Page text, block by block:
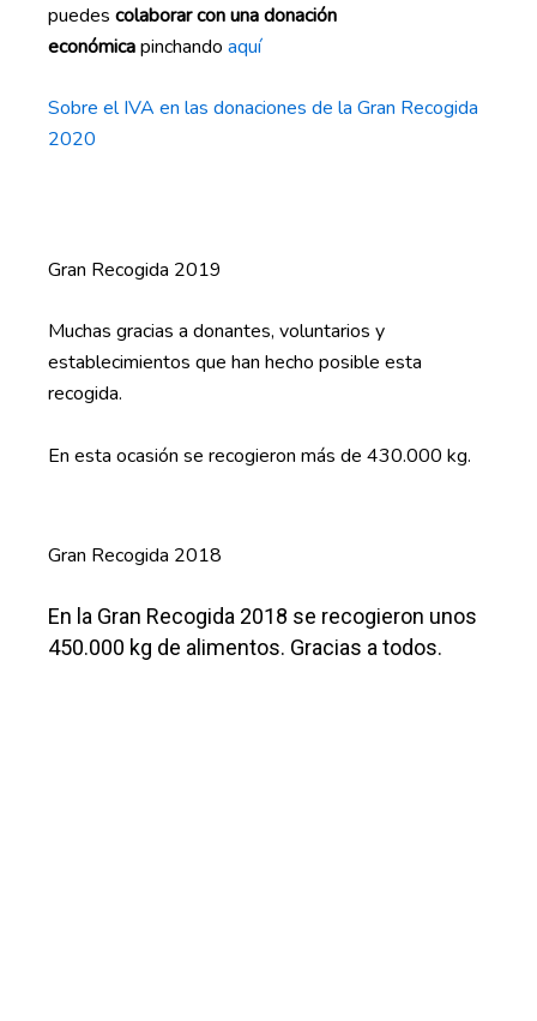
puedes colaborar con una donación
económicapinchando aquí
Sobre el IVA en las donaciones de la Gran Recogida
2020
Gran Recogida 2019
Muchas gracias a donantes, voluntarios y
establecimientos que han hecho posible esta
recogida.
En esta ocasión se recogieron más de 430.000 kg.
Gran Recogida 2018
En la Gran Recogida 2018 se recogieron unos
450.000 kg de alimentos. Gracias a todos.